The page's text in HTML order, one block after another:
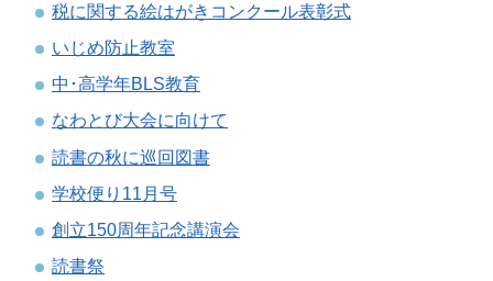
税に関する絵はがきコンクール表彰式
いじめ防止教室
中･高学年BLS教育
なわとび大会に向けて
読書の秋に巡回図書
学校便り11月号
創立150周年記念講演会
読書祭